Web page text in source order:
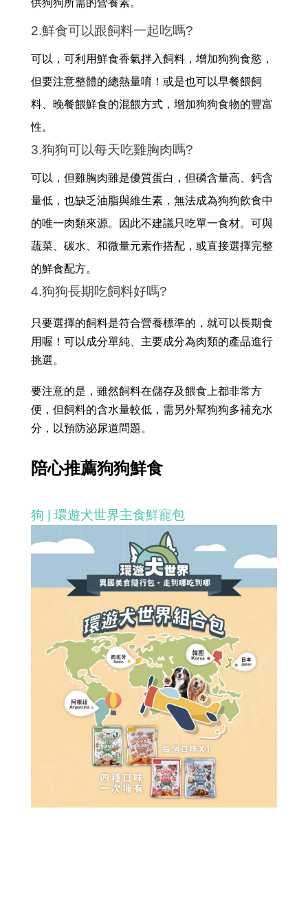
供狗狗所需的營養素。
2.鮮食可以跟飼料一起吃嗎?
可以， 可利用鮮食香氣拌入飼料，增加狗狗食慾，
但要注意整體的總熱量唷！或是也可以早餐餵飼
料、晚餐餵鮮食的混餵方式，增加狗狗食物的豐富
性。
3.狗狗可以每天吃雞胸肉嗎?
可以，但雞胸肉雖是優質蛋白，但磷含量高、鈣含
量低，也缺乏油脂與維生素，無法成為狗狗飲食中
的唯一肉類來源。因此不建議只吃單一食材。可與
蔬菜、碳水、和微量元素作搭配，或直接選擇完整
的鮮食配方。
4.狗狗長期吃飼料好嗎?
只要選擇的飼料是符合營養標準的，就可以長期食
用喔！可以成分單純、主要成分為肉類的產品進行
挑選。
要注意的是，雖然飼料在儲存及餵食上都非常方
便，但飼料的含水量較低，需另外幫狗狗多補充水
分，以預防泌尿道問題。
陪心推薦狗狗鮮食
狗 | 環遊犬世界主食鮮寵包